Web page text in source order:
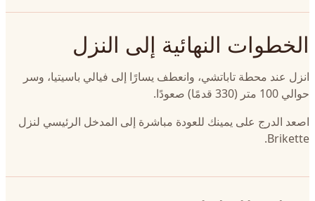
الخطوات النهائية إلى النزل
انزل عند محطة تاباتشي، وانعطف يسارًا إلى فيالي باسيتيا، وسر
حوالي 100 متر (330 قدمًا) صعودًا.
اصعد الدرج على يمينك للعودة مباشرة إلى المدخل الرئيسي لنزل
Brikette.